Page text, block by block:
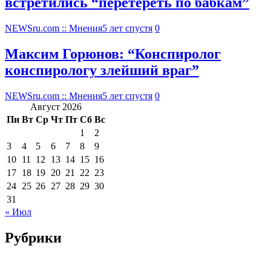
NEWSru.com :: Мнения5 лет спустя 0
Максим Горюнов: “Конспиролог
конспирологу злейший враг”
NEWSru.com :: Мнения5 лет спустя 0
Август 2026
Пн Вт Ср Чт Пт Сб Вс
1
2
3
4 5 6 7 8
9
10 11 12 13 14 15 16
17 18 19 20 21 22 23
24 25 26 27 28 29 30
31
« Июл
Рубрики